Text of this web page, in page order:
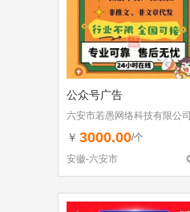
公众号广告
六安市若愚网络科技有限公司
￥ 3000.00/个
安徽-六安市